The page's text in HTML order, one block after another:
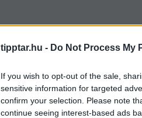
tipptar.hu - Do Not Process My
If you wish to opt-out of the sale,
sensitive information for targeted
confirm your selection. Please note
continue seeing interest-based ads